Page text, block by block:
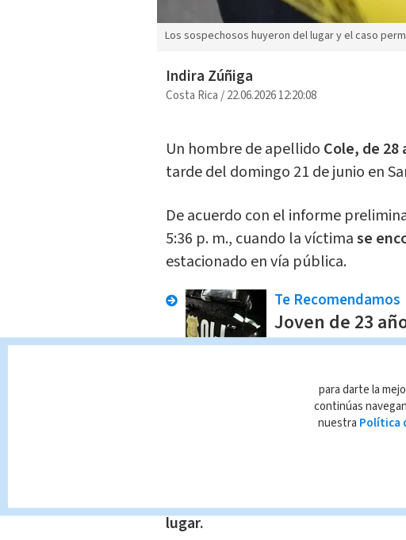
Los sospechosos huyeron del lugar y el caso
Indira Zúñiga
Costa Rica/22.06.2026 12:20:08
Un hombre de apellido Cole, de 28
tarde del domingo 21 de junio en
De acuerdo con el informe
5:36 p. m., cuando la víctimase
estacionado en vía pública.
Te Recomendamos
Joven de 23
en Pavas
Por razones que aún desconocen
viajaban a bordo de una
presuntamente, le dispararon en
lugar.
para darte la
continúas
nuestra Política